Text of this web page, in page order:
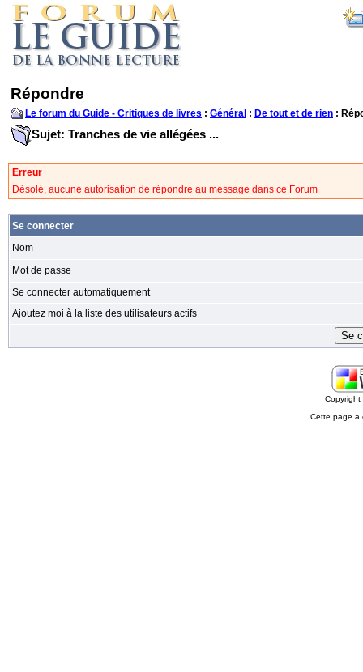
Répondre
Le forum du Guide - Critiques de livres : Général : De tout et de rien :
Sujet: Tranches de vie allégées ...
Erreur
Désolé, aucune autorisation de répondre au message dans ce Forum
Se connecter
Nom
Mot de passe
Se connecter automatiquement
Ajoutez moi à la liste des utilisateurs actifs
Cette page a